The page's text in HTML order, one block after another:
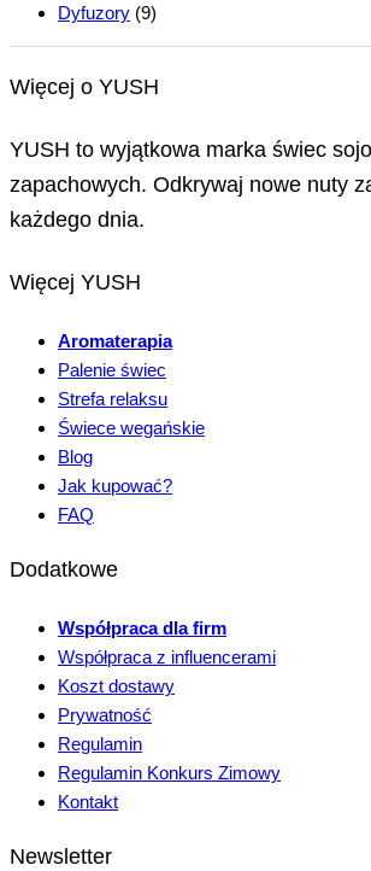
Dyfuzory (9)
Więcej o YUSH
YUSH to wyjątkowa marka świec
zapachowych. Odkrywaj nowe nuty
każdego dnia.
Więcej YUSH
Aromaterapia
Palenie świec
Strefa relaksu
Świece wegańskie
Blog
Jak kupować?
FAQ
Dodatkowe
Współpraca dla firm
Współpraca z influencerami
Koszt dostawy
Prywatność
Regulamin
Regulamin Konkurs Zimowy
Kontakt
Newsletter